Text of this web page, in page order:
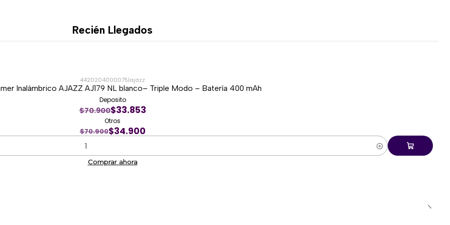
♻️ Construcción con plástico reciclado
construcción del dispositivo.
💻 Compatibilidad
Compatible mediante Logi Bolt o Bluetooth con funciones básicas en:
Linux
Recién Llegados
4420204000075|ajazz
Inalámbrico AJAZZ AJ179 NL blanco– Triple Modo – Batería 400 mAh
Deposito
$70.900$33.853
Otros
$70.900$34.900
Comprar ahora